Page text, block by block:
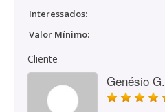
Interessados:
Valor Mínimo:
Cliente
Genésio G.